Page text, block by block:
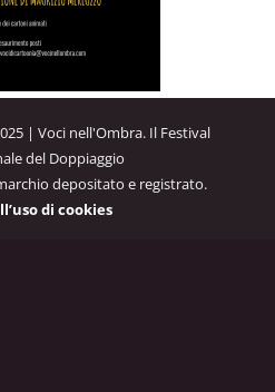
| Voci nell'Ombra. Il Festival
del Doppiaggio
depositato e registrato.
di cookies